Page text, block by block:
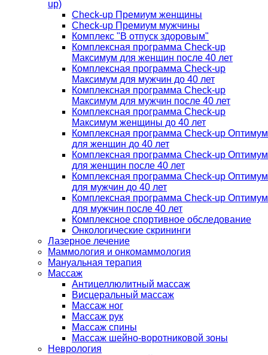
up)
Check-up Премиум женщины
Check-up Премиум мужчины
Комплекс "В отпуск здоровым"
Комплексная программа Check-up
Максимум для женщин после 40 лет
Комплексная программа Check-up
Максимум для мужчин до 40 лет
Комплексная программа Check-up
Максимум для мужчин после 40 лет
Комплексная программа Check-up
Максимум женщины до 40 лет
Комплексная программа Check-up Оптимум
для женщин до 40 лет
Комплексная программа Check-up Оптимум
для женщин после 40 лет
Комплексная программа Check-up Оптимум
для мужчин до 40 лет
Комплексная программа Check-up Оптимум
для мужчин после 40 лет
Комплексное спортивное обследование
Онкологические скрининги
Лазерное лечение
Маммология и онкомаммология
Мануальная терапия
Массаж
Антицеллюлитный массаж
Висцеральный массаж
Массаж ног
Массаж рук
Массаж спины
Массаж шейно-воротниковой зоны
Неврология